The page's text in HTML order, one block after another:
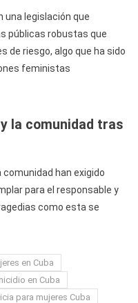
una legislación que
públicas robustas que
de riesgo, algo que ha sido
feministas
la comunidad tras
han exigido
para el responsable y
como esta se
en Cuba
en Cuba
para mujeres Cuba